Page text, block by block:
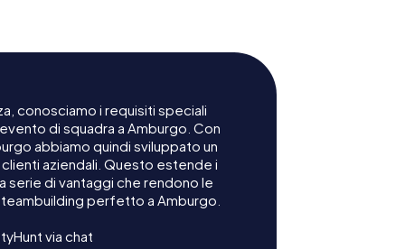
conosciamo i requisiti speciali
di squadra a Amburgo. Con
abbiamo quindi sviluppato un
aziendali. Questo estende i
serie di vantaggi che rendono le
perfetto a Amburgo.
via chat